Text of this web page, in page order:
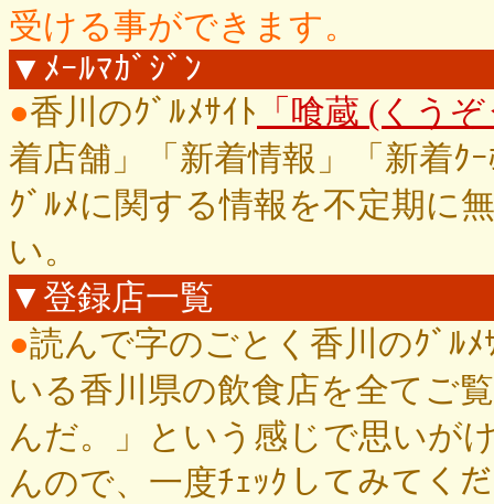
受ける事ができます。
▼ﾒｰﾙﾏｶﾞｼﾞﾝ
●香川のｸﾞﾙﾒｻｲﾄ 「喰蔵 (くう
着店舗」「新着情報」「新着ｸ
ｸﾞﾙﾒに関する情報を不定期に
い。
▼登録店一覧
●読んで字のごとく香川のｸﾞﾙ
いる香川県の飲食店を全てご
んだ。」という感じで思いが
んので、一度ﾁｪｯｸしてみてく